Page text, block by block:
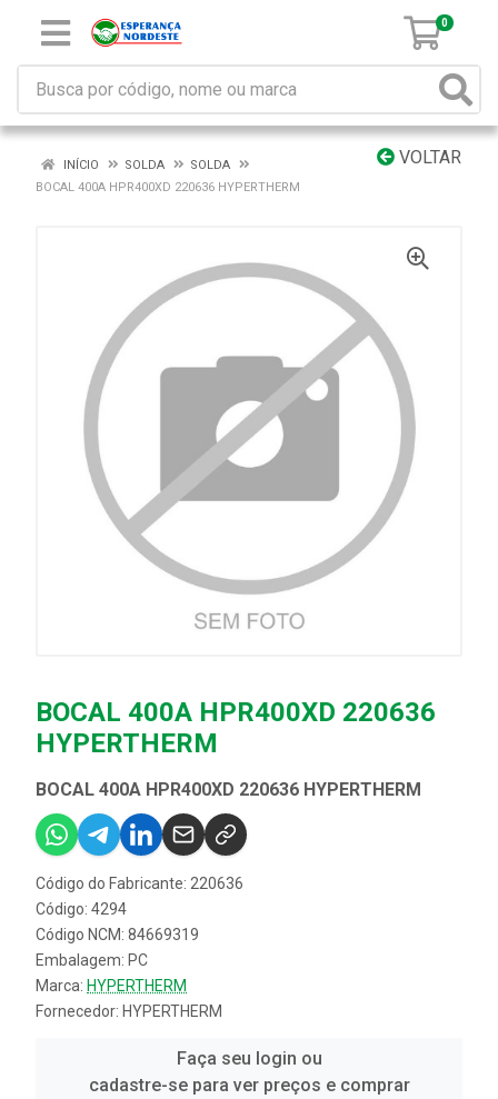
0
VOLTAR
INÍCIO SOLDA
SOLDA
BOCAL 400A HPR400XD 220636 HYPERTHERM
BOCAL 400A HPR400XD 220636
HYPERTHERM
BOCAL 400A HPR400XD 220636 HYPERTHERM
Código do Fabricante: 220636
Código: 4294
Código NCM: 84669319
Embalagem: PC
Marca: HYPERTHERM
Fornecedor: HYPERTHERM
Faça seu login ou
cadastre-se para ver preços e comprar